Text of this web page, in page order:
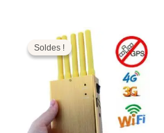
Soldes !
Soldes !
prix
initial
était :
399,00€.
Le
prix
actuel
est :
169,99€.